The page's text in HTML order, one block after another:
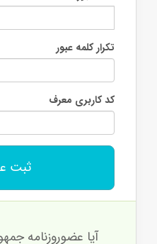
تکرار کلمه عبور
کد کاربری معرف
آیا عضوروزنامه